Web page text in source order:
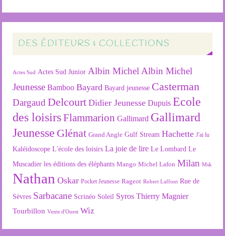
DES ÉDITEURS & COLLECTIONS
Actes Sud Actes Sud Junior Albin Michel Albin Michel
Jeunesse Bamboo Bayard Bayard jeunesse Casterman
Dargaud Delcourt Didier Jeunesse Dupuis Ecole
des loisirsFlammarion Gallimard Gallimard
Jeunesse Glénat Grand Angle Gulf Stream Hachette J'ai lu
Kaléidoscope L'école des loisirs La joie de lire Le Lombard Le
Muscadier les éditions des éléphants Mango Michel Lafon Milan Msk
Nathan Oskar Pocket Jeunesse Rageot Robert Laffont Rue de
Sèvres Sarbacane Scrinéo Soleil Syros Thierry Magnier
Tourbillon Vents d'Ouest Wiz